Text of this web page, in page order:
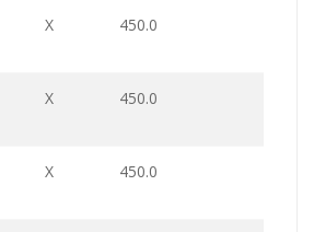
X 450.0
X 450.0
X 450.0